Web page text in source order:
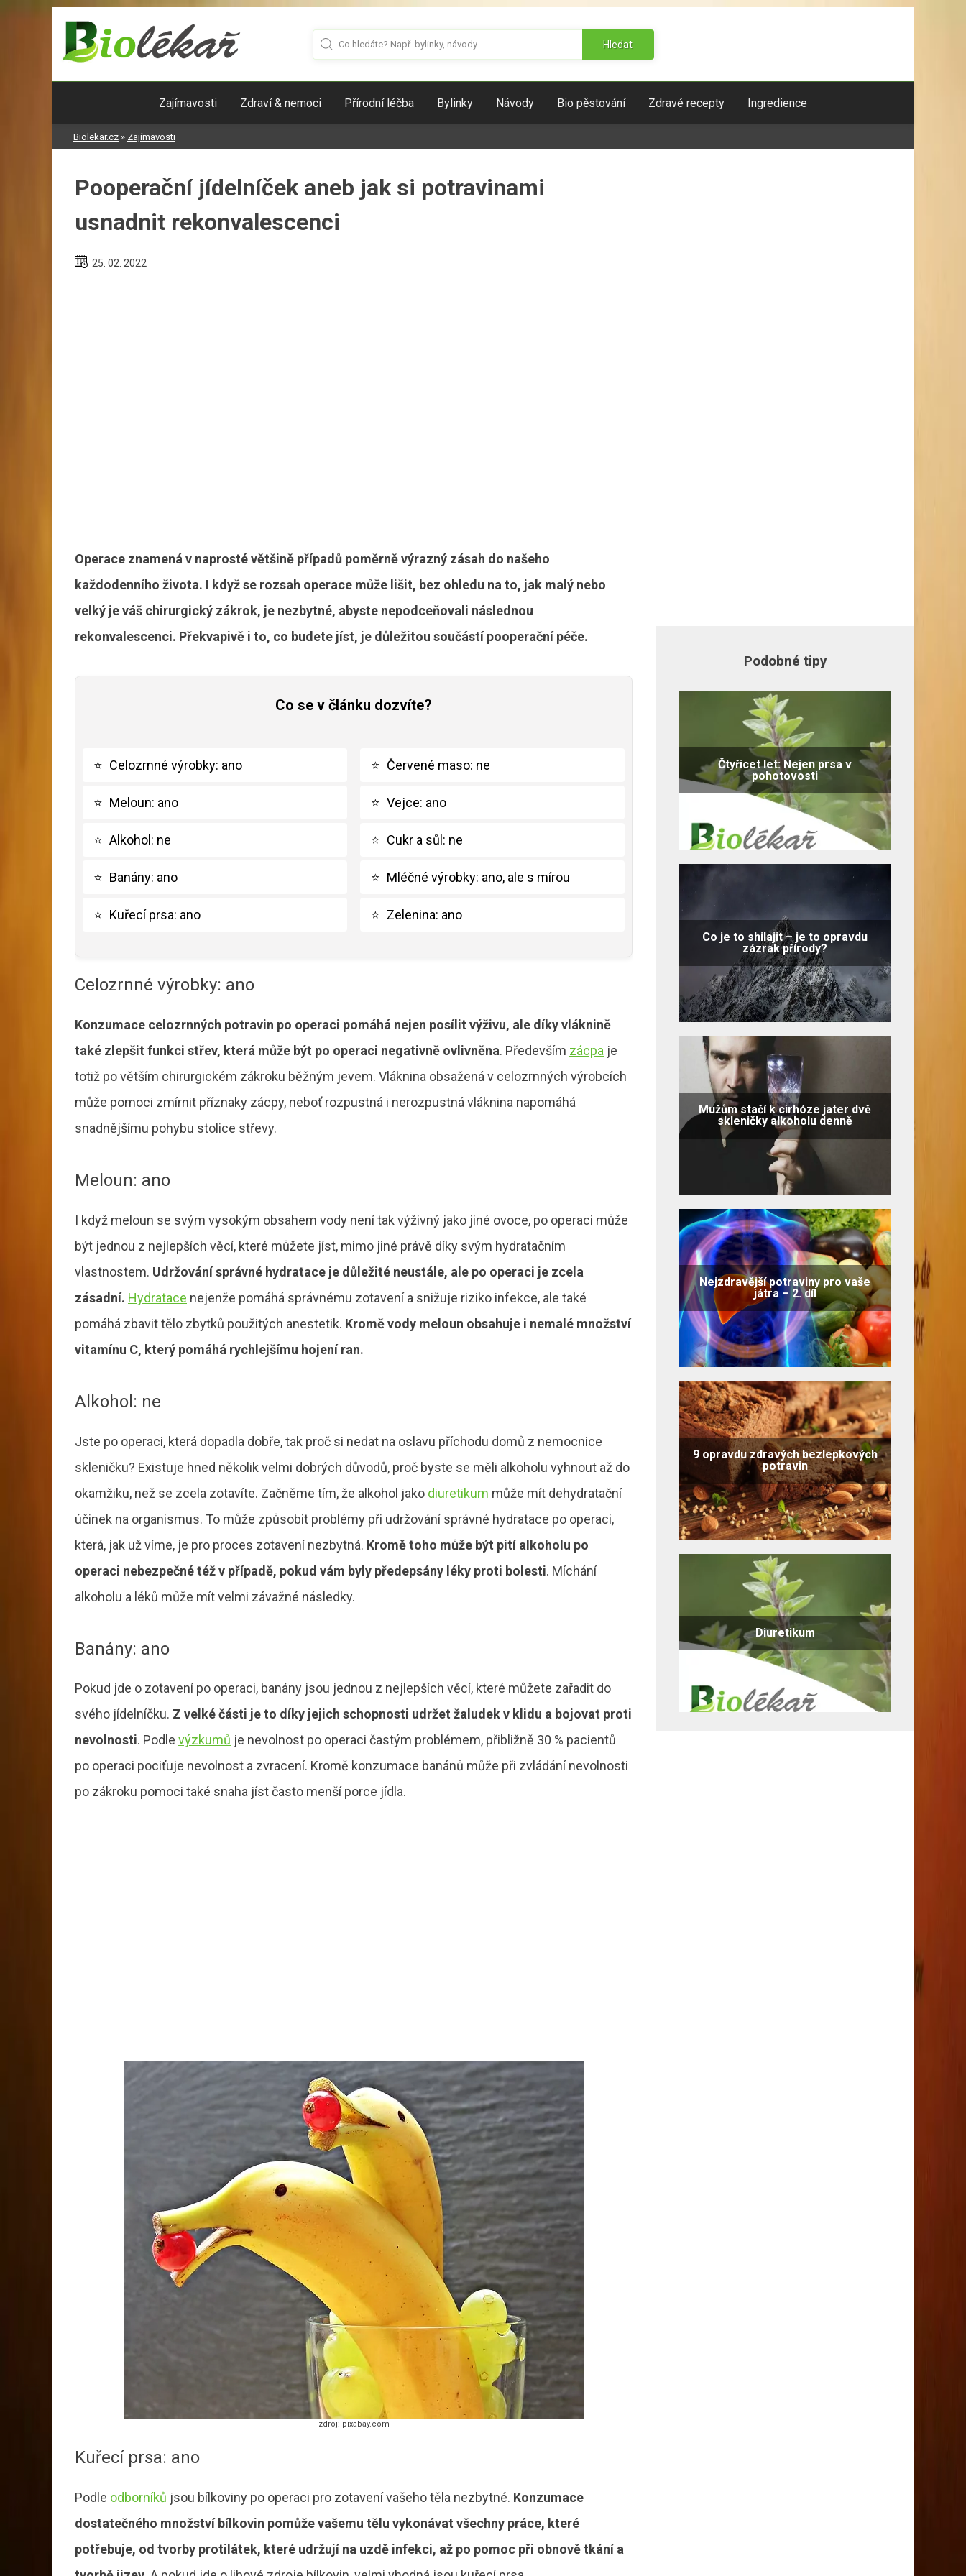
Hledat
Zajímavosti Zdraví & nemoci Přírodní léčba Bylinky Návody Bio pěstování Zdravé recepty Ingredience
Biolekar.cz » Zajímavosti
Pooperační jídelníček aneb jak si potravinami
usnadnit rekonvalescenci
25. 02. 2022
Operace znamená v naprosté většině případů poměrně výrazný zásah do našeho
každodenního života. I když se rozsah operace může lišit, bez ohledu na to, jak malý nebo
velký je váš chirurgický zákrok, je nezbytné, abyste nepodceňovali následnou
rekonvalescenci. Překvapivě i to, co budete jíst, je důležitou součástí pooperační péče.
Co se v článku dozvíte?
⭐ Celozrnné výrobky: ano
⭐ Meloun: ano
⭐ Alkohol: ne
⭐ Banány: ano
⭐ Kuřecí prsa: ano
⭐ Červené maso: ne
⭐ Vejce: ano
⭐ Cukr a sůl: ne
⭐ Mléčné výrobky: ano, ale s mírou
⭐ Zelenina: ano
Celozrnné výrobky: ano
Konzumace celozrnných potravin po operaci pomáhá nejen posílit výživu, ale díky vláknině
také zlepšit funkci střev, která může být po operaci negativně ovlivněna. Především zácpa je
totiž po větším chirurgickém zákroku běžným jevem. Vláknina obsažená v celozrnných výrobcích
může pomoci zmírnit příznaky zácpy, neboť rozpustná i nerozpustná vláknina napomáhá
snadnějšímu pohybu stolice střevy.
Meloun: ano
I když meloun se svým vysokým obsahem vody není tak výživný jako jiné ovoce, po operaci může
být jednou z nejlepších věcí, které můžete jíst, mimo jiné právě díky svým hydratačním
vlastnostem. Udržování správné hydratace je důležité neustále, ale po operaci je zcela
zásadní. Hydratace nejenže pomáhá správnému zotavení a snižuje riziko infekce, ale také
pomáhá zbavit tělo zbytků použitých anestetik. Kromě vody meloun obsahuje i nemalé množství
vitamínu C, který pomáhá rychlejšímu hojení ran.
Alkohol: ne
Jste po operaci, která dopadla dobře, tak proč si nedat na oslavu příchodu domů z nemocnice
skleničku? Existuje hned několik velmi dobrých důvodů, proč byste se měli alkoholu vyhnout až do
okamžiku, než se zcela zotavíte. Začněme tím, že alkohol jako diuretikum může mít dehydratační
účinek na organismus. To může způsobit problémy při udržování správné hydratace po operaci,
která, jak už víme, je pro proces zotavení nezbytná. Kromě toho může být pití alkoholu po
operaci nebezpečné též v případě, pokud vám byly předepsány léky proti bolesti. Míchání
alkoholu a léků může mít velmi závažné následky.
Banány: ano
Pokud jde o zotavení po operaci, banány jsou jednou z nejlepších věcí, které můžete zařadit do
svého jídelníčku. Z velké části je to díky jejich schopnosti udržet žaludek v klidu a bojovat proti
nevolnosti. Podle výzkumů je nevolnost po operaci častým problémem, přibližně 30 % pacientů
po operaci pociťuje nevolnost a zvracení. Kromě konzumace banánů může při zvládání nevolnosti
po zákroku pomoci také snaha jíst často menší porce jídla.
zdroj: pixabay.com
Kuřecí prsa: ano
Podle odborníků jsou bílkoviny po operaci pro zotavení vašeho těla nezbytné. Konzumace
dostatečného množství bílkovin pomůže vašemu tělu vykonávat všechny práce, které
potřebuje, od tvorby protilátek, které udržují na uzdě infekci, až po pomoc při obnově tkání a
Podobné tipy
Čtyřicet let: Nejen prsa v
pohotovosti
Co je to shilajit – je to opravdu
zázrak přírody?
Mužům stačí k cirhóze jater dvě
skleničky alkoholu denně
Nejzdravější potraviny pro vaše
játra – 2. díl
9 opravdu zdravých bezlepkových
potravin
Diuretikum